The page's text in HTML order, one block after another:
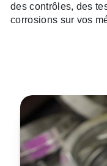
des contrôles, des
corrosions sur vos